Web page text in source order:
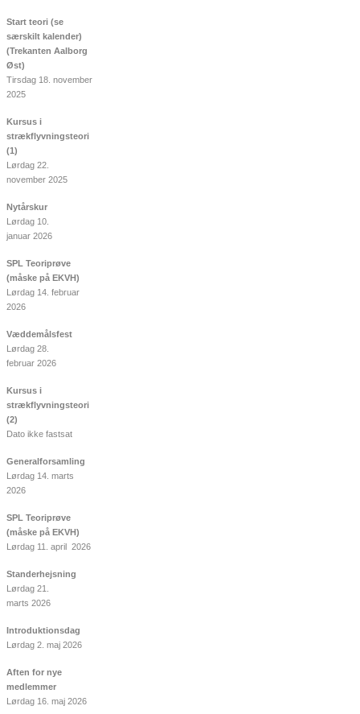
Start teori (se
særskilt kalender)
(Trekanten Aalborg
Øst)
Tirsdag 18. november
2025
Kursus i
strækflyvningsteori
(1)
Lørdag 22.
november 2025
Nytårskur
Lørdag 10.
januar 2026
SPL Teoriprøve
(måske på EKVH)
Lørdag 14. februar
2026
Væddemålsfest
Lørdag 28.
februar 2026
Kursus i
strækflyvningsteori
(2)
Dato ikke fastsat
Generalforsamling
Lørdag 14. marts
2026
SPL Teoriprøve
(måske på EKVH)
Lørdag 11. april 2026
Standerhejsning
Lørdag 21.
marts 2026
Introduktionsdag
Lørdag 2. maj 2026
Aften for nye
medlemmer
Lørdag 16. maj 2026